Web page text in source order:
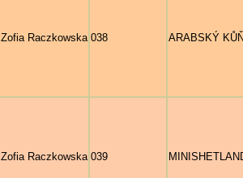
Zofia Raczkowska 038 ARABSKÝ
Zofia Raczkowska 039